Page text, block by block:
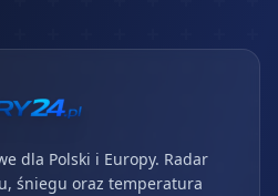
dla Polski i Europy. Radar
śniegu oraz temperatura